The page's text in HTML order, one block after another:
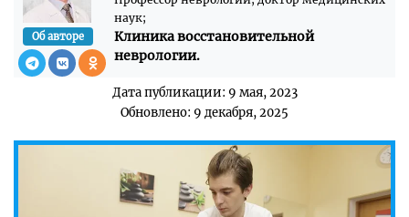
наук;
Клиника восстановительной
неврологии.
Об авторе
Дата публикации: 9 мая, 2023
Обновлено: 9 декабря, 2025